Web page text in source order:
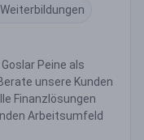
Weiterbildungen
Peine als
unsere Kunden
Finanzlösungen
Arbeitsumfeld